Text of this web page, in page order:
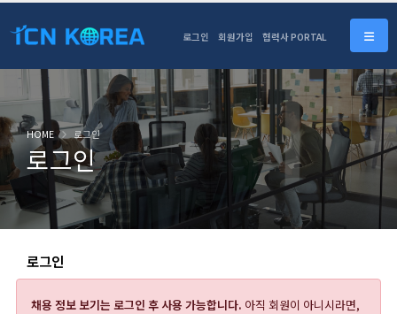
로그인 회원가입 협력사 PORTAL
로그인
HOME 로그인
로그인
채용 정보 보기는 로그인 후 사용 가능합니다. 아직 회원이 아니시라면,